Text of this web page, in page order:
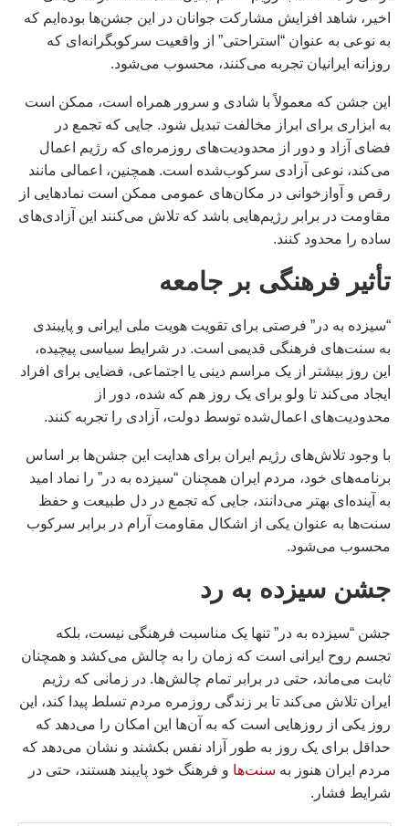
اخیر، شاهد افزایش مشارکت جوانان در این جشن‌ها بوده‌ایم که
به نوعی به عنوان “استراحتی” از واقعیت سرکوبگرانه‌ای که
روزانه ایرانیان تجربه می‌کنند، محسوب می‌شود.
این جشن که معمولاً با شادی و سرور همراه است، ممکن است
به ابزاری برای ابراز مخالفت تبدیل شود. جایی که تجمع در
فضای آزاد و دور از محدودیت‌های روزمره‌ای که رژیم اعمال
می‌کند، نوعی آزادی سرکوب‌شده است. همچنین، اعمالی مانند
رقص و آوازخوانی در مکان‌های عمومی ممکن است نمادهایی از
مقاومت در برابر رژیم‌هایی باشد که تلاش می‌کنند این آزادی‌های
ساده را محدود کنند.
تأثیر فرهنگی بر جامعه
“سیزده به در” فرصتی برای تقویت هویت ملی ایرانی و پایبندی
به سنت‌های فرهنگی قدیمی است. در شرایط سیاسی پیچیده،
این روز بیشتر از یک مراسم دینی یا اجتماعی، فضایی برای افراد
ایجاد می‌کند تا ولو برای یک روز هم که شده، دور از
محدودیت‌های اعمال‌شده توسط دولت، آزادی را تجربه کنند.
با وجود تلاش‌های رژیم ایران برای هدایت این جشن‌ها بر اساس
برنامه‌های خود، مردم ایران همچنان “سیزده به در” را نماد امید
به آینده‌ای بهتر می‌دانند، جایی که تجمع در دل طبیعت و حفظ
سنت‌ها به عنوان یکی از اشکال مقاومت آرام در برابر سرکوب
محسوب می‌شود.
جشن سیزده به رد
جشن “سیزده به در” تنها یک مناسبت فرهنگی نیست، بلکه
تجسم روح ایرانی است که زمان را به چالش می‌کشد و همچنان
ثابت می‌ماند، حتی در برابر تمام چالش‌ها. در زمانی که رژیم
ایران تلاش می‌کند تا بر زندگی روزمره مردم تسلط پیدا کند، این
روز یکی از روزهایی است که به آن‌ها این امکان را می‌دهد که
حداقل برای یک روز به طور آزاد نفس بکشند و نشان می‌دهد که
مردم ایران هنوز به سنت‌ها و فرهنگ خود پایبند هستند، حتی در
شرایط فشار.